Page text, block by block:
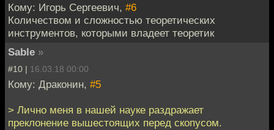
Кому: Игорь Сергеевич, #6
Количеством и сложностью теоретических
инструментов, которыми владеет теоретик
Sable »
#10 | 16.03.18 00:00
Кому: Драконин, #5
> Лично меня в нашей науке раздражает
преклонение вышестоящих перед скопусом.